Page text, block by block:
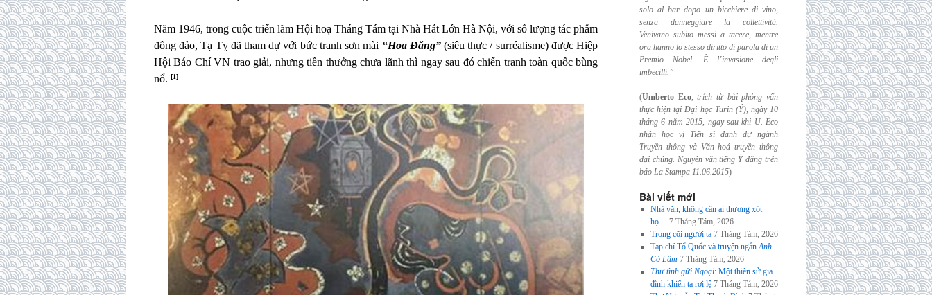
Năm 1946, trong cuộc triển lãm Hội hoạ Tháng Tám tại Nhà Hát Lớn Hà Nội, với số lượng tác phẩm
đông đảo, Tạ Tỵ đã tham dự với bức tranh sơn mài “Hoa Đăng” (siêu thực / surréalisme) được Hiệp
Hội Báo Chí VN trao giải, nhưng tiền thưởng chưa lãnh thì ngay sau đó chiến tranh toàn quốc bùng
nổ.
[1]
solo albar dopo un bicchiere di vino,
senza danneggiare la collettività.
Venivano subito messi a tacere, mentre
ora hanno lo stesso diritto di parola di un
Premio Nobel. È l’invasione degli
imbecilli.”
(Umberto Eco,trích từ bài phỏng vấn
thực hiện tại Đại học Turin (Ý), ngày 10
tháng 6 năm 2015, ngay sau khi U. Eco
nhận học vị Tiến sĩ danh dự ngành
Truyền thông và Văn hoá truyền thông
đại chúng. Nguyên văn tiếng Ý đăng trên
báo La Stampa 11.06.2015)
Bài viết mới
Nhà văn, không cần ai thương xót
họ… 7 Tháng Tám, 2026
Trong cõi người ta 7 Tháng Tám, 2026
Tạp chí Tổ Quốc và truyện ngắnAnh
Cò Lấm 7 Tháng Tám, 2026
Thư tình gửi Ngoại: Một thiên sử gia
đình khiến ta rơi lệ 7 Tháng Tám, 2026